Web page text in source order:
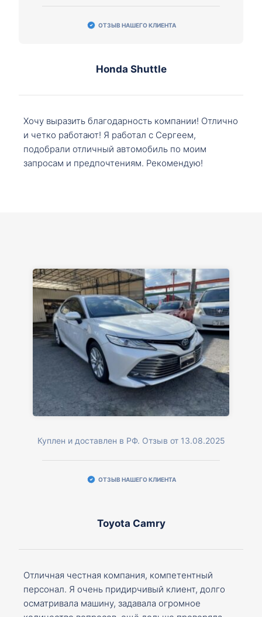
ОТЗЫВ НАШЕГО КЛИЕНТА
Honda Shuttle
Хочу выразить благодарность компании! Отлично
и четко работают! Я работал с Сергеем,
подобрали отличный автомобиль по моим
запросам и предпочтениям. Рекомендую!
Куплен и доставлен в РФ. Отзыв от 13.08.2025
ОТЗЫВ НАШЕГО КЛИЕНТА
Toyota Camry
Отличная честная компания, компетентный
персонал. Я очень придирчивый клиент, долго
осматривала машину, задавала огромное